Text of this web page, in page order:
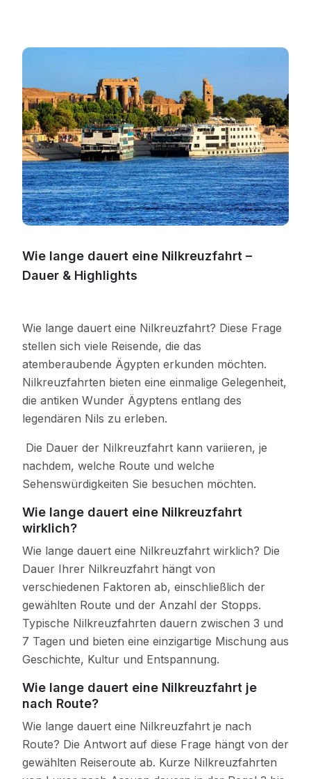
Wie lange dauert eine Nilkreuzfahrt –
Dauer & Highlights
Wie lange dauert eine Nilkreuzfahrt? Diese Frage
stellen sich viele Reisende, die das
atemberaubende Ägypten erkunden möchten.
Nilkreuzfahrten bieten eine einmalige Gelegenheit,
die antiken Wunder Ägyptens entlang des
legendären Nils zu erleben.
Die Dauer der Nilkreuzfahrt kann variieren, je
nachdem, welche Route und welche
Sehenswürdigkeiten Sie besuchen möchten.
Wie lange dauert eine Nilkreuzfahrt
wirklich?
Wie lange dauert eine Nilkreuzfahrt wirklich? Die
Dauer Ihrer Nilkreuzfahrt hängt von
verschiedenen Faktoren ab, einschließlich der
gewählten Route und der Anzahl der Stopps.
Typische Nilkreuzfahrten dauern zwischen 3 und
7 Tagen und bieten eine einzigartige Mischung aus
Geschichte, Kultur und Entspannung.
Wie lange dauert eine Nilkreuzfahrt je
nach Route?
Wie lange dauert eine Nilkreuzfahrt je nach
Route? Die Antwort auf diese Frage hängt von der
gewählten Reiseroute ab. Kurze Nilkreuzfahrten